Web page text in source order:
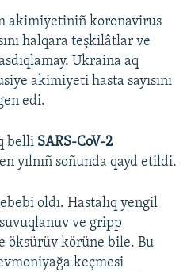
akimiyetiniñ koronavirus
halqara teşkilâtlar ve
Ukraina aq
akimiyeti hasta sayısını
edi.
belli SARS-CoV-2
yılnıñ soñunda qayd etildi.
oldı. Hastalıq yengil
ve gripp
öksürüv körüne bile. Bu
keçmesi